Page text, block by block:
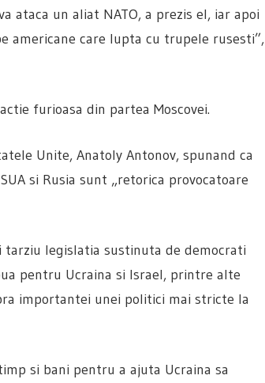
ataca un aliat NATO, a prezis el, iar apoi
americane care lupta cu trupele rusesti”,
furioasa din partea Moscovei.
Unite, Anatoly Antonov, spunand ca
si Rusia sunt „retorica provocatoare
tarziu legislatia sustinuta de democrati
pentru Ucraina si Israel, printre alte
importantei unei politici mai stricte la
si bani pentru a ajuta Ucraina sa